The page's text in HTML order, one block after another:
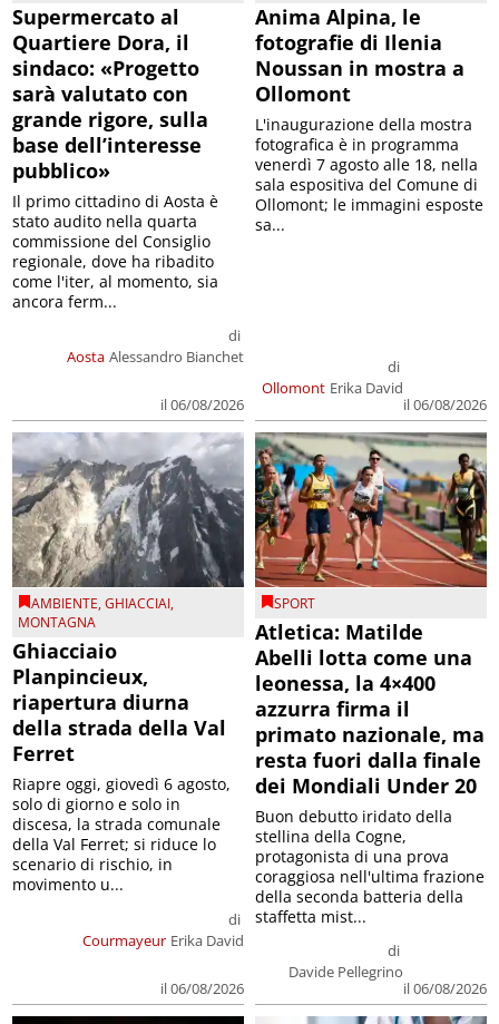
Supermercato al
Quartiere Dora, il
sindaco: «Progetto
sarà valutato con
grande rigore, sulla
base dell’interesse
pubblico»
Aosta
di
Alessandro Bianchet
il 06/08/2026
Il primo cittadino di Aosta è
stato audito nella quarta
commissione del Consiglio
regionale, dove ha ribadito
come l'iter, al momento, sia
ancora ferm...
Anima Alpina, le
fotografie di Ilenia
Noussan in mostra a
Ollomont
Ollomont
di
Erika David
il 06/08/2026
L'inaugurazione della mostra
fotografica è in programma
venerdì 7 agosto alle 18, nella
sala espositiva del Comune di
Ollomont; le immagini esposte
sa...
AMBIENTE,GHIACCIAI,
MONTAGNA
Ghiacciaio
Planpincieux,
riapertura diurna
della strada della Val
Ferret
Courmayeur
di
Erika David
il 06/08/2026
Riapre oggi, giovedì 6 agosto,
solo di giorno e solo in
discesa, la strada comunale
della Val Ferret; si riduce lo
scenario di rischio, in
movimento u...
SPORT
Atletica: Matilde
Abelli lotta come una
leonessa, la 4×400
azzurra firma il
primato nazionale, ma
resta fuori dalla finale
dei Mondiali Under 20
di
Davide Pellegrino
il 06/08/2026
Buon debutto iridato della
stellina della Cogne,
protagonista di una prova
coraggiosa nell'ultima frazione
della seconda batteria della
staffetta mist...